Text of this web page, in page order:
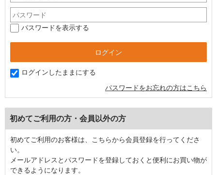
パスワードを表示する
ログインしたままにする
パスワードをお忘れの方はこちら
初めてご利用の方・会員以外の方
初めてご利用のお客様は、こちらから会員登録を行ってくださ
い。
メールアドレスとパスワードを登録しておくと便利にお買い物が
できるようになります。